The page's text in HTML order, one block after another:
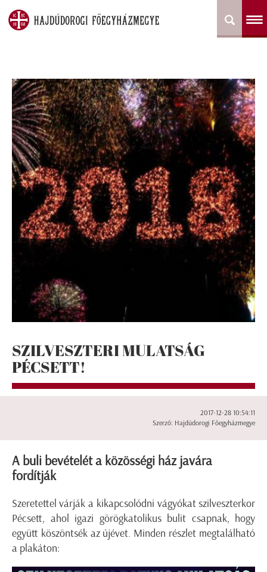
SZILVESZTERI MULATSÁG
PÉCSETT!
2017-12-28 10:54:11
Szerző: Hajdúdorogi Főegyházmegye
A buli bevételét a közösségi ház javára
fordítják
Szeretettel várják a kikapcsolódni vágyókat szilveszterkor
Pécsett, ahol igazi görögkatolikus bulit csapnak, hogy
együtt köszöntsék az újévet. Minden részlet megtalálható
a plakáton: